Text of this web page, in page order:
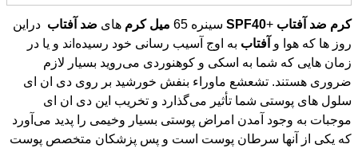
کرم ضد آفتاب +
SPF40 سینره 65 میل کرم های ضد آفتاب دراین
روز ها که هوا و آفتاب به اوج آسیب رسانی خود رسیده‌اند و یا در
زمان هایی که شما به اسکی و کوهنوردی می‌روید بسیار لازم
ضروری هستند. تشعشع ماوراء بنفش خورشید بر روی دی ان ای
سلول های پوستی شما تأثیر می‌گذارد و تخریب این دی ان ای
موجبات به وجود آمدن امراض پوستی بسیار وخیمی را پدید می‌آورد
که یکی از آنها سرطان پوست است و پس پزشکان متخصص پوست
برای اجتناب از این مشکل به یکی از مهم ترین توصیه‌هایشان